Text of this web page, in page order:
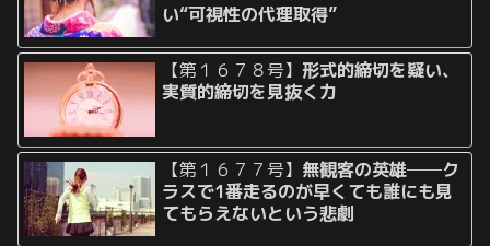
い“可視性の代理取得”
【第１６７８号】形式的締切を疑い、
実質的締切を見抜く力
【第１６７７号】 無観客の英雄──ク
ラスで1番走るのが早くても誰にも見
てもらえないという悲劇